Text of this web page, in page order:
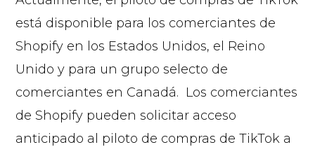
está disponible para los comerciantes de
Shopify en los Estados Unidos, el Reino
Unido y para un grupo selecto de
comerciantes en Canadá. Los comerciantes
de Shopify pueden solicitar acceso
anticipado al piloto de compras de TikTok a